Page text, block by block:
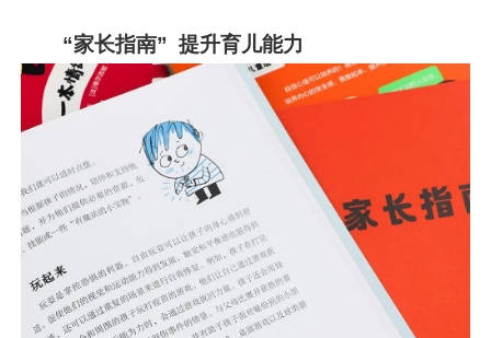
“家长指南” 提升育儿能力